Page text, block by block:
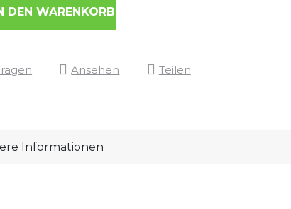
DEN WARENKORB
Ansehen Teilen
Informationen